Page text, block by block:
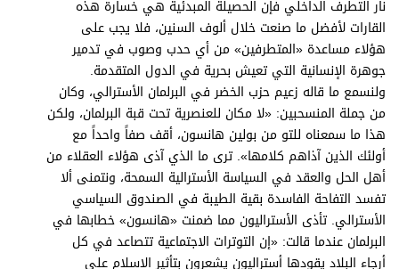
نار التطرف الداخلي فإن الحصيلة المبدئية هي خسارة هذه
القارات لأفضل ما صنعت خلال ألوف السنين، فلا يجب على
هؤلاء مساعدة «المتطرفين» من أي حدب وصوب في تدمير
جوهرة الإنسانية التي تعيش بحرية في الدول المتقدمة.
ولنسمع ما قاله زعيم حزب الخضر في البرلمان الأسترالي، وكان
من جملة المنسحبين: «لا مكان للعنصرية تحت قبة البرلمان، ولكن
هذا ما سمعناه للتو من بولين هانسون، أقف صفاً واحداً مع
أولئك الذين آذاهم كلامها». ترى ما الذي آذى هؤلاء العقلاء من
أهل الحل والعقد في السياسة الأسترالية السمحة، ونتمنى ألا
تفسد التفاحة الفاسدة بقية الطيبة في الصندوق السياسي
الأسترالي. تأذى الأستراليون مما ضمنت «هانسون» خطابها في
البرلمان عندما قالت: «إن التوترات الاجتماعية تتصاعد في كل
أرجاء البلاد يقودها أستراليون يشعرون بتأثير الإسلام على